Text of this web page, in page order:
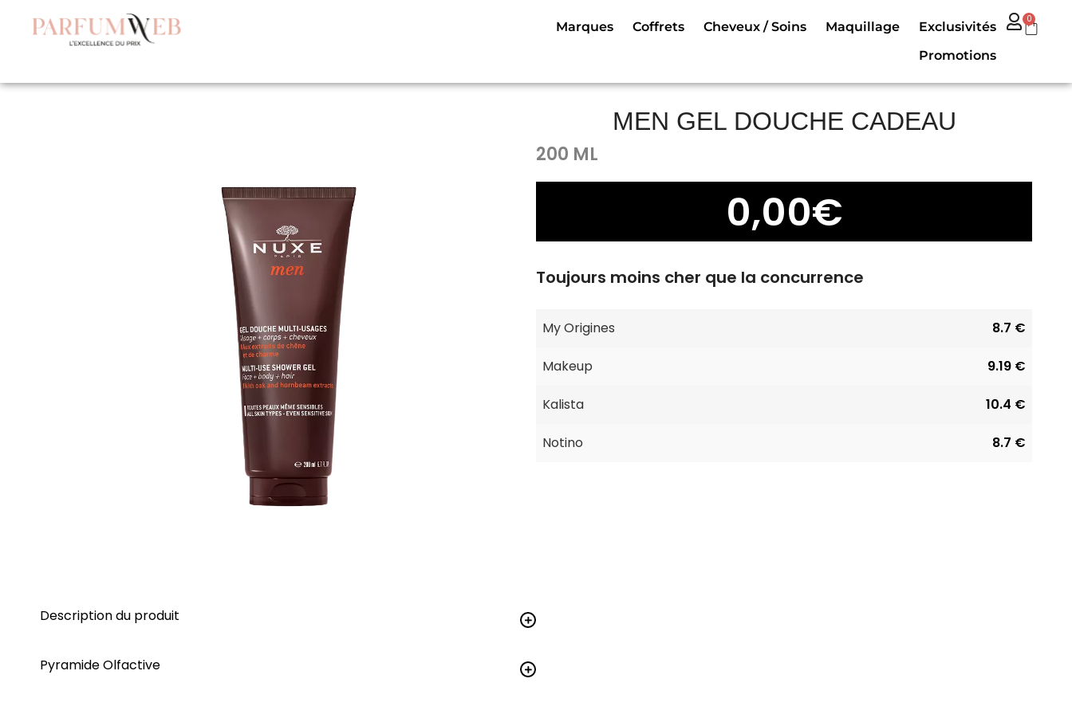
Marques Coffrets Cheveux / Soins Maquillage
Exclusivités
Promotions
0
Description du produit
Pyramide Olfactive
MEN GEL DOUCHE CADEAU
200 ML
0,00€
Toujours moins cher que la concurrence
My Origines 8.7 €
Makeup 9.19 €
Kalista 10.4 €
Notino 8.7 €